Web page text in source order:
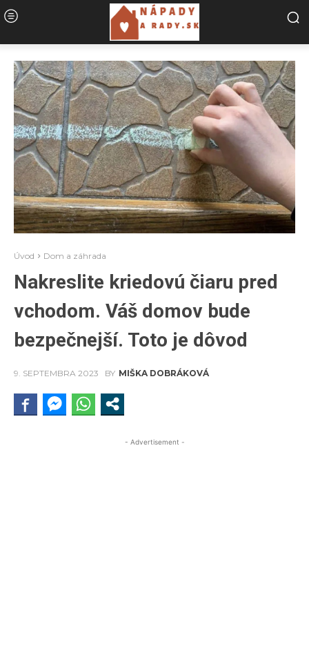
Úvod Dom a záhrada
Nakreslite kriedovú čiaru pred
vchodom. Váš domov bude
bezpečnejší. Toto je dôvod
9. SEPTEMBRA 2023 BY MIŠKA DOBRÁKOVÁ
- Advertisement -